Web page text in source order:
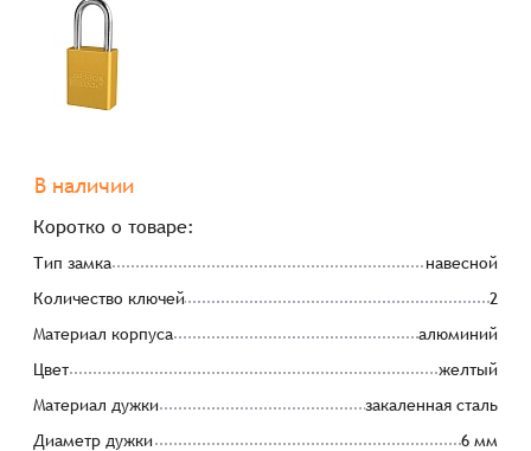
В наличии
Коротко о товаре:
Тип замка
навесной
Количество ключей
2
Материал корпуса
алюминий
Цвет
желтый
Материал дужки
закаленная сталь
Диаметр дужки
6 мм